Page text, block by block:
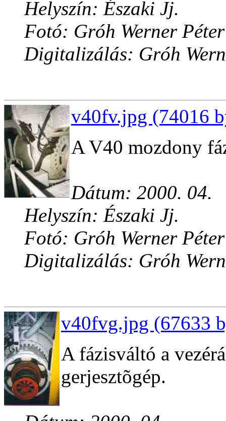
Helyszín: Északi Jj.
Fotó: Gróh Werner Péter
Digitalizálás: Gróh
v40fv.jpg (74016
A V40 mozdony
Dátum: 2000. 04.
Helyszín: Északi Jj.
Fotó: Gróh Werner Péter
Digitalizálás: Gróh
v40fvg.jpg (67633
A fázisváltó a
gerjesztõgép.